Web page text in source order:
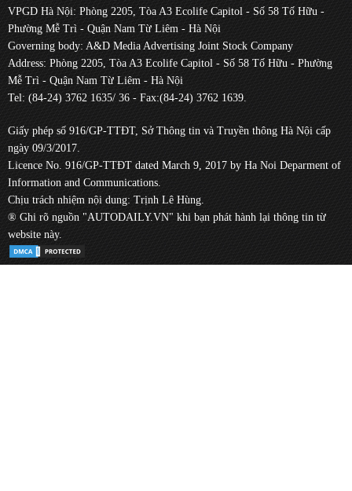
VPGD Hà Nội: Phòng 2205, Tòa A3 Ecolife Capitol - Số 58 Tố Hữu -
Phường Mễ Trì - Quận Nam Từ Liêm - Hà Nội
Governing body: A&D Media Advertising Joint Stock Company
Address: Phòng 2205, Tòa A3 Ecolife Capitol - Số 58 Tố Hữu - Phường
Mễ Trì - Quận Nam Từ Liêm - Hà Nội
Tel: (84-24) 3762 1635/ 36 - Fax:(84-24) 3762 1639.
Giấy phép số 916/GP-TTĐT, Sở Thông tin và Truyền thông Hà Nội cấp
ngày 09/3/2017.
Licence No. 916/GP-TTĐT dated March 9, 2017 by Ha Noi Deparment of
Information and Communications.
Chịu trách nhiệm nội dung: Trịnh Lê Hùng.
® Ghi rõ nguồn "AUTODAILY.VN" khi bạn phát hành lại thông tin từ
website này.